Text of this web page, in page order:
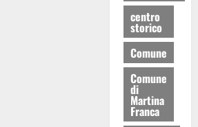
centro
storico
Comune
Comune
di
Martina
Franca